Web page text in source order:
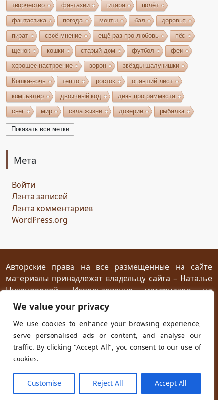
We value your privacy
We use cookies to enhance your browsing experience,
serve personalised ads or content, and analyse our
traffic. By clicking "Accept All", you consent to our use of
cookies.
Customise Reject All Accept All
творчество фантазии гитара полёт
фантастика погода мечты бал деревья
пират своё мнение ещё раз про любовь пёс
щенок кошки старый дом футбол феи
хорошее настроение ворон звёзды-шалунишки
Кошка-ночь тепло росток опавший лист
компьютер двоичный код день программиста
снег мир сила жизни доверие рыбалка
волшебство игрушки
возрождение
сомнение
мяч стирательная резинка
ресторан
птица Киви путеводный камень магия камня
сокровище шантаж ссора
женщины дворец кузница гнев дракона жар
испуг побег плен план приключение
телефон гадание
будущее первоапрельская шутка космос
Показать все метки
Мета
Войти
Лента записей
Лента комментариев
WordPress.org
Авторские права на все размещённые на сайте
материалы принадлежат владельцу сайта – Наталье
Никаноровой. Использование материалов на
посторонних сайтах разрешается без
предварительного согласия при условии
размещения прямой открытой для индексирования
ссылки на первоисточник не ниже первого абзаца
текста.
Powered with WordPressand own Kadryctheme.
© Наталья Никанорова, 2017 – 2026